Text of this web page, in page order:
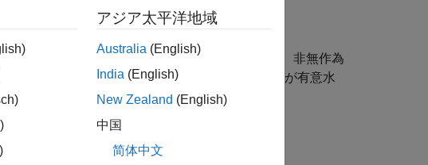
無作為な関連性があるという対立仮説に対して、非無作為
定を行なった結果を返します。検定で帰無仮説が有意水
0になります。
アジア太平洋地域
Australia (English)
India (English)
New Zealand (English)
中国
简体中文